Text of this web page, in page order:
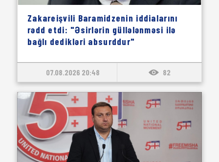
Zakareişvili Baramidzenin iddialarını
rədd etdi: "Əsirlərin güllələnməsi ilə
bağlı dedikləri absurddur"
07.08.2026 20:48 82